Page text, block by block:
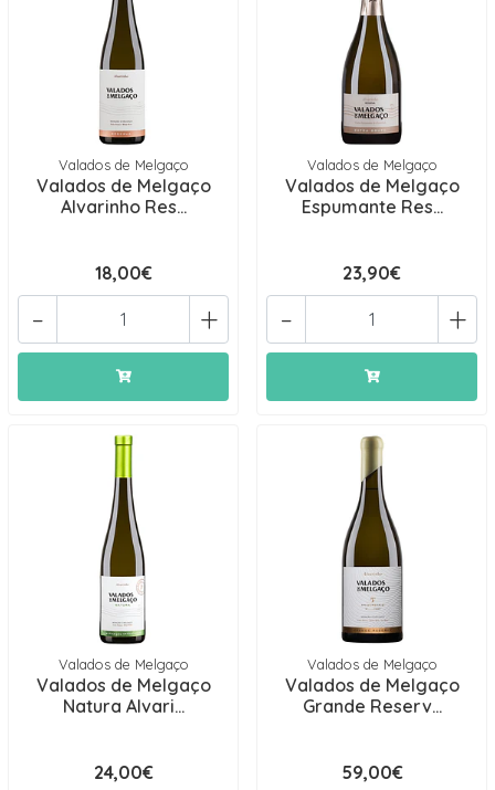
Valados de Melgaço
Valados de Melgaço
Alvarinho Res...
18,00€
+
-
Valados de Melgaço
Valados de Melgaço
Espumante Res...
23,90€
+
-
Valados de Melgaço
Valados de Melgaço
Natura Alvari...
24,00€
Valados de Melgaço
Valados de Melgaço
Grande Reserv...
59,00€